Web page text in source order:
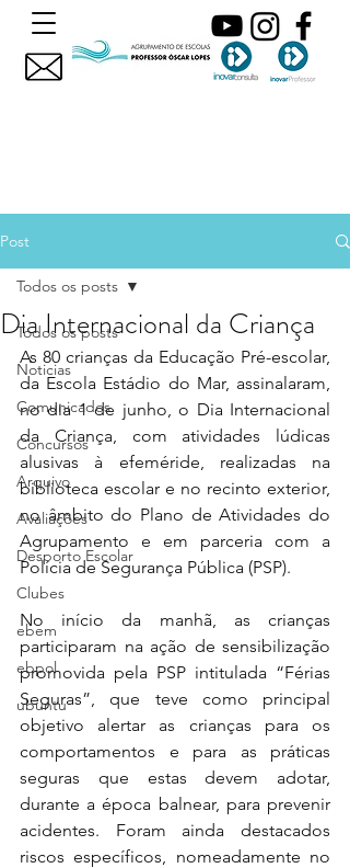
Post
Todos os posts
Noticias
Comunicados
Concursos
Arquivo
Avaliações
Desporto Escolar
Clubes
ebem
ebpol
ubuntu
Todos os posts
Dia Internacional da Criança
As 80 crianças da Educação Pré-escolar,
da Escola Estádio do Mar, assinalaram,
no dia 1 de junho, o Dia Internacional
da Criança, com atividades lúdicas
alusivas à efeméride, realizadas na
biblioteca escolar e no recinto exterior,
no âmbito do Plano de Atividades do
Agrupamento e em parceria com a
Polícia de Segurança Pública (PSP).
No início da manhã, as crianças
participaram na ação de sensibilização
promovida pela PSP intitulada “Férias
Seguras”, que teve como principal
objetivo alertar as crianças para os
comportamentos e para as práticas
seguras que estas devem adotar,
durante a época balnear, para prevenir
acidentes. Foram ainda destacados
riscos específicos, nomeadamente no